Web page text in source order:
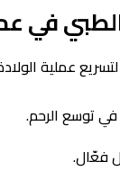
في
عملية
توسع الرحم.
فعّال.